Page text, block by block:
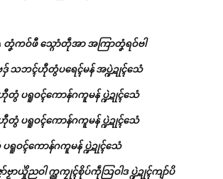
တၞံကဝ်ဖီ သ္ဂောံတဵုအာ အကြာတၞံရဝ်ဗါ
ဒှ် သဘၚ်ဟီုတွံပရေၚ်မန် အပ္ဍဲဍုၚ်သေံ
ပရူဝၚ်ကောန်ဂကူမန် ပ္ဍဲဍုၚ်သေံ
ပရူဝၚ်ကောန်ဂကူမန် ပ္ဍဲဍုၚ်သေံ
ဝၚ်ကောန်ဂကူမန် ပ္ဍဲဍုၚ်သေံ
ာ်ဗၟာယှိုဲညဝါ က္ညကၠုၚ်စိုပ်ကဵုသြဝါဒ ပ္ဍဲဍုၚ်ကျာ်ပိ